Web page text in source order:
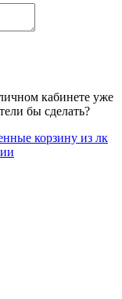
кабинете уже
бы сделать?
корзину из лк